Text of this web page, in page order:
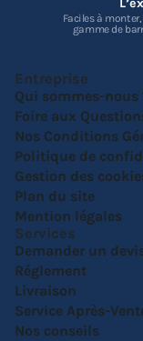
Faciles à
gamme de
Entreprise
Qui sommes-nous
Foire aux
Nos Conditions
Politique de
Gestion des
Plan du site
Mention légales
Services
Demander un
Réglement
Livraison
Service Après-
Nos conseils